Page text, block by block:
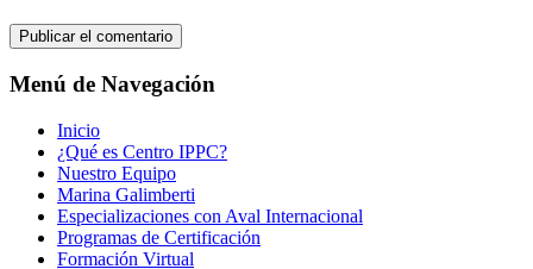
Menú de Navegación
Inicio
¿Qué es Centro IPPC?
Nuestro Equipo
Marina Galimberti
Especializaciones con Aval Internacional
Programas de Certificación
Formación Virtual